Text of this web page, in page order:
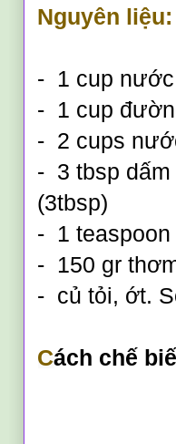
Nguyên liệu:
-  1 cup n
-  1 cup
-  2 cups n
-  3 tbsp dấm
(3tbsp)
-  1 teaspoon
-  150 gr
-  củ tỏi, ớt.
Cách chế